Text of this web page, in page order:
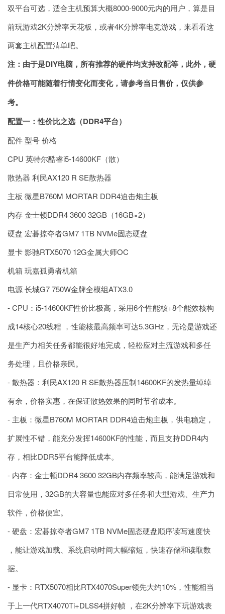
双平台可选，适合主机预算大概8000-9000元内的用户，算是目
前玩游戏2K分辨率天花板，或者4K分辨率电竞游戏，来看看这
两套主机配置清单吧。
注：由于是DIY电脑，所有推荐的硬件均支持改配等，此外，硬
件价格可能随着行情变化而变化，请参考当日售价，仅供参
考。
配置一：性价比之选（DDR4平台）
配件 型号 价格
CPU 英特尔酷睿i5-14600KF（散）
散热器 利民AX120 R SE散热器
主板 微星B760M MORTAR DDR4迫击炮主板
内存 金士顿DDR4 3600 32GB（16GB×2）
硬盘 宏碁掠夺者GM7 1TB NVMe固态硬盘
显卡 影驰RTX5070 12G金属大师OC
机箱 玩嘉孤勇者机箱
电源 长城G7 750W金牌全模组ATX3.0
- CPU：i5-14600KF性价比极高，采用6个性能核+8个能效核构
成14核心20线程 ，性能核最高频率可达5.3GHz，无论是游戏还
是生产力相关任务都能很好地完成，轻松应对主流游戏和多任
务处理，且价格亲民。
- 散热器：利民AX120 R SE散热器压制14600KF的发热量绰绰
有余，价格实惠，在保证散热效果的同时节省成本。
- 主板：微星B760M MORTAR DDR4迫击炮主板，供电稳定，
扩展性不错，能充分发挥14600KF的性能，而且支持DDR4内
存，相比DDR5平台能降低成本。
- 内存：金士顿DDR4 3600 32GB内存频率较高，能满足游戏和
日常使用，32GB的大容量也能应对多任务和大型游戏、生产力
软件，价格便宜。
- 硬盘：宏碁掠夺者GM7 1TB NVMe固态硬盘顺序读写速度快
，能让游戏加载、系统启动时间大幅缩短，快速存储和读取数
据。
- 显卡：RTX5070相比RTX4070Super领先大约10%，性能相当
于上一代RTX4070Ti+DLSS4拼好帧 ，在2K分辨率下玩游戏表